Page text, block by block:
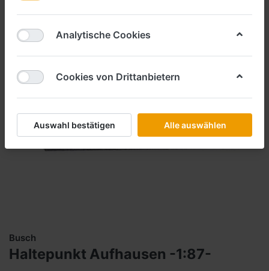
Busch
Haltepunkt Aufhausen -1:87-
Analytische Cookies
Cookies von Drittanbietern
Auswahl bestätigen Alle auswählen